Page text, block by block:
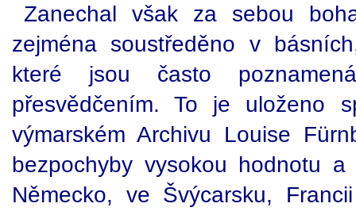
Zanechal však za sebou
zejména soustředěno v
které jsou často
přesvědčením. To je uloženo
výmarském Archivu Louise
bezpochyby vysokou hodnotu
Německo, ve Švýcarsku,